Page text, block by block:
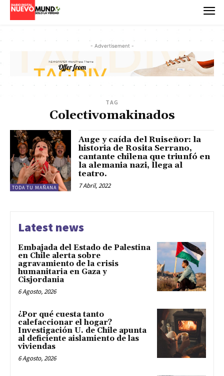
- Advertisement -
TAG
Colectivomakinados
TODA TU MAÑANA
Auge y caída del Ruiseñor: la
historia de Rosita Serrano,
cantante chilena que triunfó en
la alemania nazi, llega al
teatro.
7 Abril, 2022
Latest news
Embajada del Estado de Palestina
en Chile alerta sobre
agravamiento de la crisis
humanitaria en Gaza y
Cisjordania
6 Agosto, 2026
¿Por qué cuesta tanto
calefaccionar el hogar?
Investigación U. de Chile apunta
al deficiente aislamiento de las
viviendas
6 Agosto, 2026